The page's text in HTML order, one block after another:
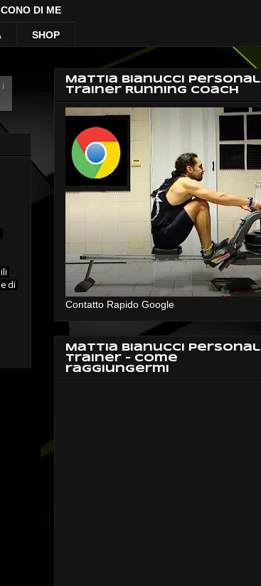
DI ME
SHOP
di
Mattia Bianucci Personal
Trainer Running Coach
Contatto Rapido Google
Mattia Bianucci Personal
Trainer - Come
raggiungermi